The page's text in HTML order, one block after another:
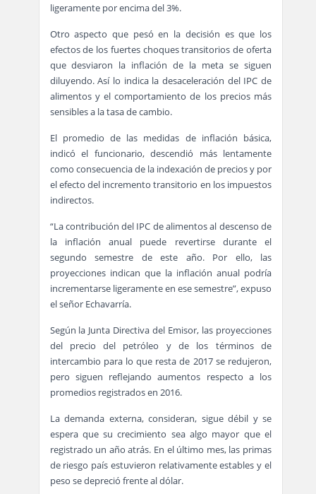
ligeramente por encima del 3%.
Otro aspecto que pesó en la decisión es que los
efectos de los fuertes choques transitorios de oferta
que desviaron la inflación de la meta se siguen
diluyendo. Así lo indica la desaceleración del IPC de
alimentos y el comportamiento de los precios más
sensibles a la tasa de cambio.
El promedio de las medidas de inflación básica,
indicó el funcionario, descendió más lentamente
como consecuencia de la indexación de precios y por
el efecto del incremento transitorio en los impuestos
indirectos.
“La contribución del IPC de alimentos al descenso de
la inflación anual puede revertirse durante el
segundo semestre de este año. Por ello, las
proyecciones indican que la inflación anual podría
incrementarse ligeramente en ese semestre”, expuso
el señor Echavarría.
Según la Junta Directiva del Emisor, las proyecciones
del precio del petróleo y de los términos de
intercambio para lo que resta de 2017 se redujeron,
pero siguen reflejando aumentos respecto a los
promedios registrados en 2016.
La demanda externa, consideran, sigue débil y se
espera que su crecimiento sea algo mayor que el
registrado un año atrás. En el último mes, las primas
de riesgo país estuvieron relativamente estables y el
peso se depreció frente al dólar.